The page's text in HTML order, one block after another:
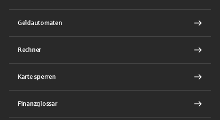
Geldautomaten
Rechner
Karte sperren
Finanzglossar